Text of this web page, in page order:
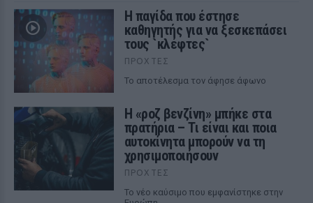
Η παγίδα που έστησε
καθηγητής για να ξεσκεπάσει
τους `κλέφτες`
ΠΡΟΧΤΈΣ
Το αποτέλεσμα τον άφησε άφωνο
Η «ροζ βενζίνη» μπήκε στα
πρατήρια – Τι είναι και ποια
αυτοκίνητα μπορούν να τη
χρησιμοποιήσουν
ΠΡΟΧΤΈΣ
Το νέο καύσιμο που εμφανίστηκε στην